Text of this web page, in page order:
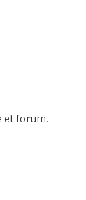
et forum.